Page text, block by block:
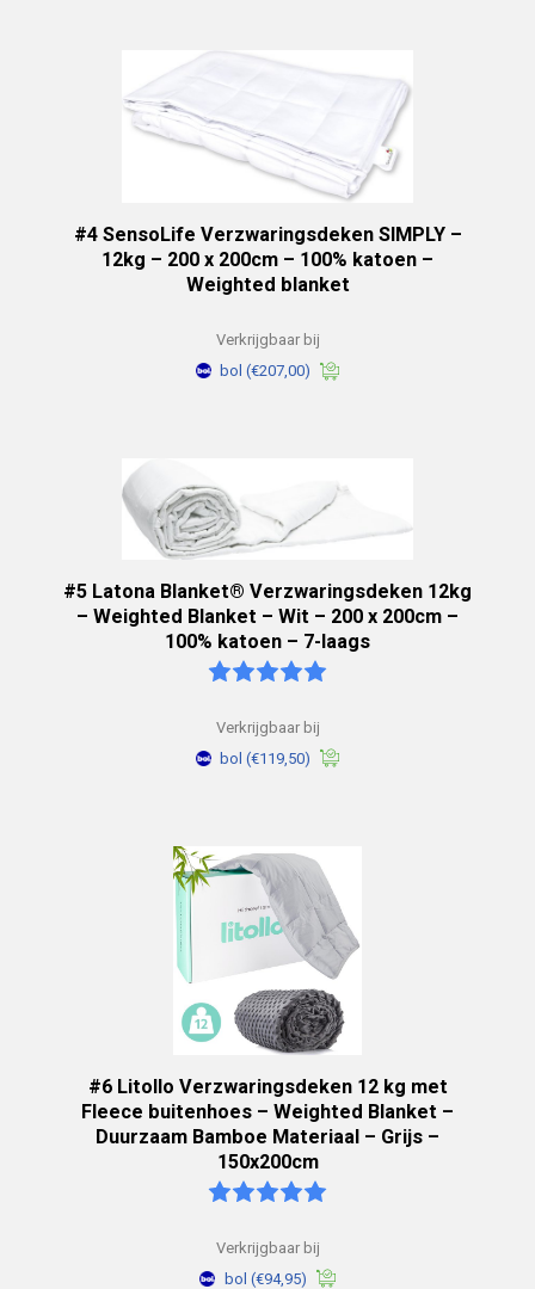
#4 SensoLife Verzwaringsdeken SIMPLY –
12kg – 200 x 200cm – 100% katoen –
Weighted blanket
Verkrijgbaar bij
bol (€207,00)
#5 Latona Blanket® Verzwaringsdeken 12kg
– Weighted Blanket – Wit – 200 x 200cm –
100% katoen – 7-laags
Verkrijgbaar bij
bol (€119,50)
#6 Litollo Verzwaringsdeken 12 kg met
Fleece buitenhoes – Weighted Blanket –
Duurzaam Bamboe Materiaal – Grijs –
150x200cm
Verkrijgbaar bij
bol (€94,95)